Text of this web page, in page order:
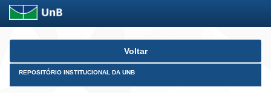
Skip
Voltar
REPOSITÓRIO INSTITUCIONAL DA UNB